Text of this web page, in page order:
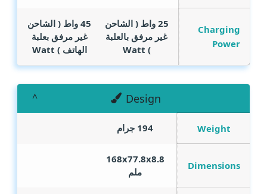
Charging
Power
25 واط ( الشاحن
غير مرفق بالعلبة
)
Watt
45 واط ( الشاحن
غير مرفق بعلبة
الهاتف ) Watt
Design
Weight 194 جرام
Dimensions
168x77.8x8.8
ملم